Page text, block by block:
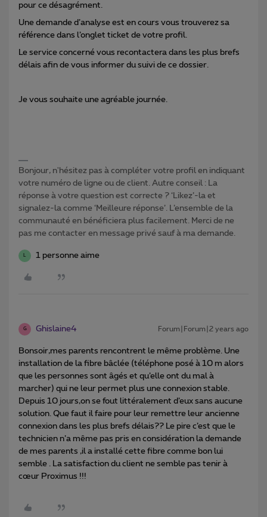
pour ce désagrément.
Une demande d’analyse est en cours vous trouverez sa
référence dans l’onglet ticket de votre profil.
Le service concerné vous recontactera dans les plus brefs
délais afin de vous informer du suivi de ce dossier.
Je vous souhaite une agréable journée.
Bonjour, n'hésitez pas à compléter votre profil en indiquant
votre numéro de ligne ou de client. Autre conseil : La
réponse à votre question est correcte ? ‘Likez’-la et
signalez-la comme ‘Meilleure réponse’. L’ensemble de la
communauté en bénéficiera plus facilement. Merci de ne
pas me contacter en message privé sauf à ma demande.
L 1 personne aime
G Ghislaine4 Forum|Forum|2 years ago
Bonsoir,mes parents rencontrent le même problème. Une
installation de la fibre bâclée (téléphone posé à 10 m alors
que les personnes sont âgés et qu’elle ont du mal à
marcher) qui ne leur permet plus une connexion stable.
Depuis 10 jours,on se fout littéralement d’eux sans aucune
solution. Que faut il faire pour leur remettre leur ancienne
connexion dans les plus brefs délais?? Le pire c’est que le
technicien n’a même pas pris en considération la demande
de mes parents ,il a installé cette fibre comme bon lui
semble . La satisfaction du client ne semble pas tenir à
cœur Proximus !!!